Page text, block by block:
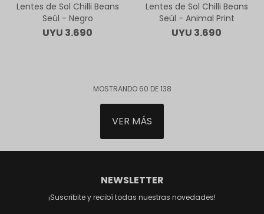
Lentes de Sol Chilli Beans
Seúl - Negro
UYU 3.690
Lentes de Sol Chilli Beans
Seúl - Animal Print
UYU 3.690
MOSTRANDO 60 DE138
VER MÁS
NEWSLETTER
¡Suscribite y recibí todas nuestras novedades!